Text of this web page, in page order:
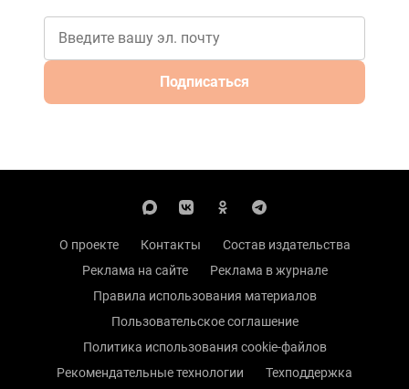
Подписаться
О проекте Контакты
Состав издательства
Реклама на сайте
Реклама в журнале
Правила использования материалов
Пользовательское соглашение
Политика использования cookie-файлов
Рекомендательные технологии
Техподдержка